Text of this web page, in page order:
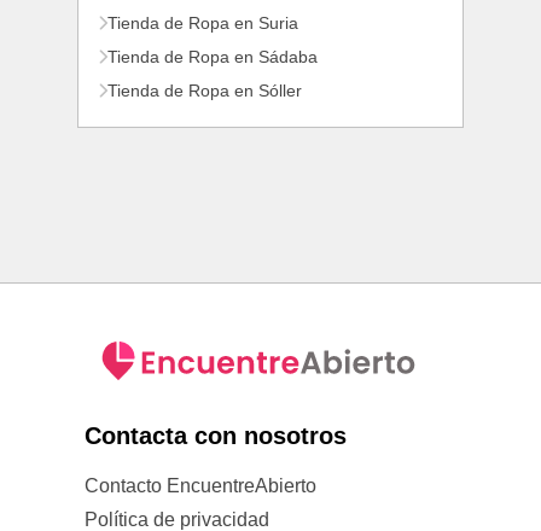
Tienda de Ropa en Suria
Tienda de Ropa en Sádaba
Tienda de Ropa en Sóller
Contacta con nosotros
Contacto EncuentreAbierto
Política de privacidad